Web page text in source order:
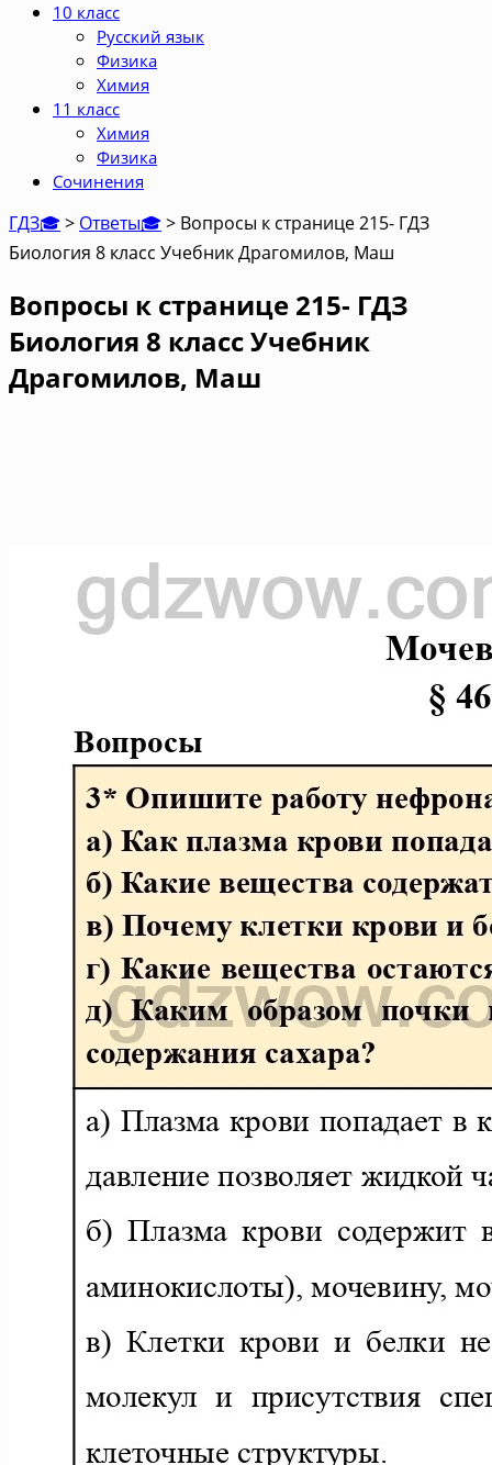
10 класс
Русский язык
Физика
Химия
11 класс
Химия
Физика
Сочинения
ГДЗ🎓> Ответы🎓> Вопросы к странице 215- ГДЗ
Биология 8 класс Учебник Драгомилов, Маш
Вопросы к странице 215- ГДЗ
Биология 8 класс Учебник
Драгомилов, Маш